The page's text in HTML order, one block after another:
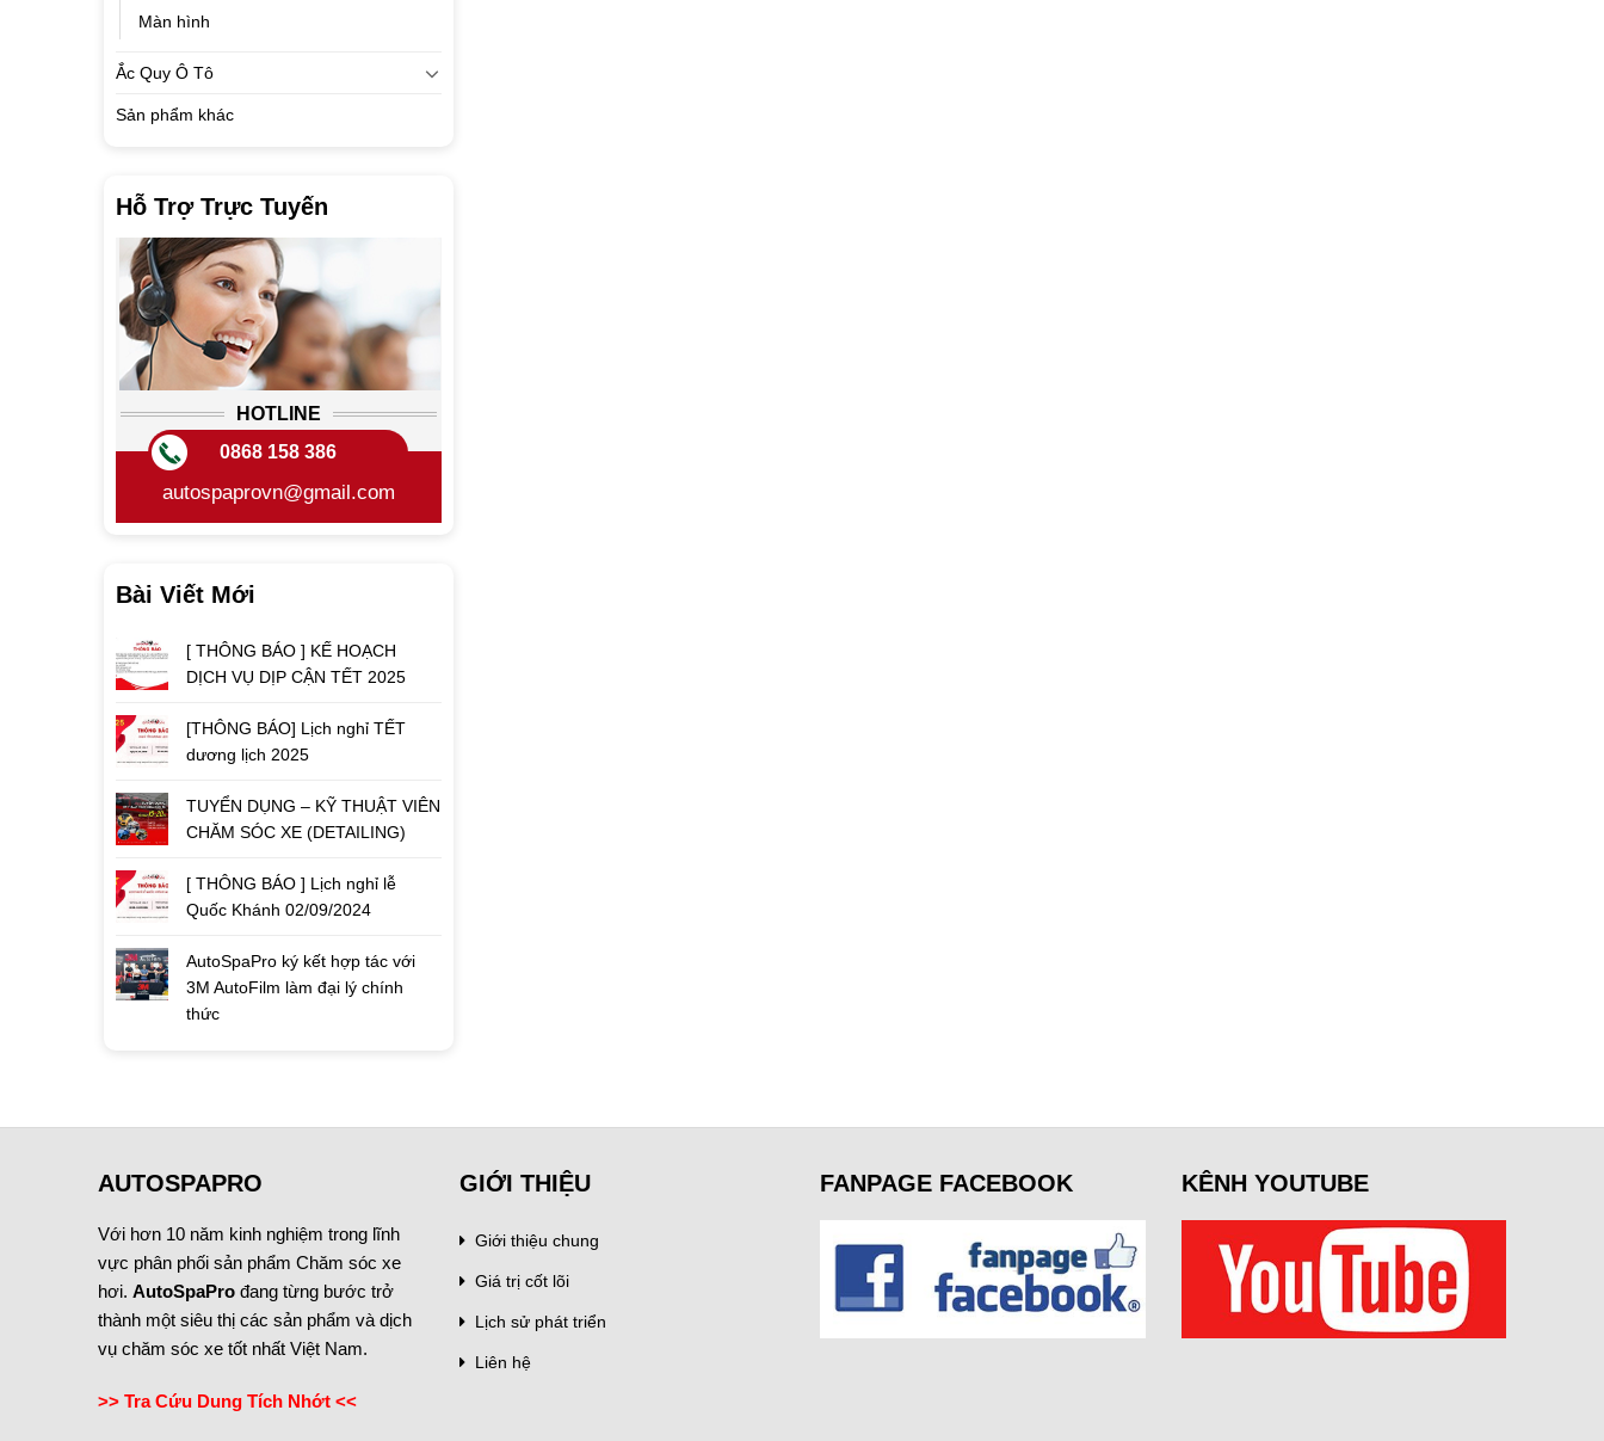
Màn hình
Ắc Quy Ô Tô
Sản phẩm khác
Hỗ Trợ Trực Tuyến
HOTLINE
0868 158 386
autospaprovn@gmail.com
Bài Viết Mới
[ THÔNG BÁO ] KẾ HOẠCH
DỊCH VỤ DỊP CẬN TẾT 2025
[THÔNG BÁO] Lịch nghỉ TẾT
dương lịch 2025
TUYỂN DỤNG – KỸ THUẬT VIÊN
CHĂM SÓC XE (DETAILING)
[ THÔNG BÁO ] Lịch nghỉ lễ
Quốc Khánh 02/09/2024
AutoSpaPro ký kết hợp tác với
3M AutoFilm làm đại lý chính
thức
AUTOSPAPRO
Với hơn 10 năm kinh nghiệm trong lĩnh
vực phân phối sản phẩm Chăm sóc xe
hơi. AutoSpaPro đang từng bước trở
thành một siêu thị các sản phẩm và dịch
vụ chăm sóc xe tốt nhất Việt Nam.
>> Tra Cứu Dung Tích Nhớt <<
GIỚI THIỆU
Giới thiệu chung
Giá trị cốt lõi
Lịch sử phát triển
Liên hệ
FANPAGE FACEBOOK KÊNH YOUTUBE